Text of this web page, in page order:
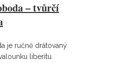
– tvůrčí
je ručně drátovaný
liberitu.